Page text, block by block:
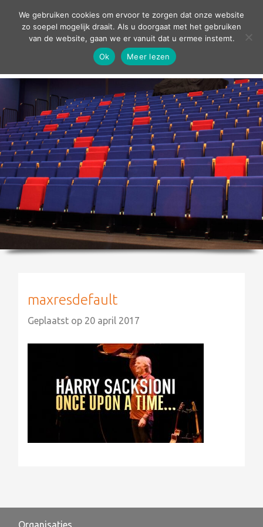
contact
agenda
theater
sport
grand café
zakelijk
over ons
maxresdefault
Geplaatst op 20 april 2017
Organisaties
We gebruiken cookies om ervoor te zorgen dat onze website
zo soepel mogelijk draait. Als u doorgaat met het gebruiken
van de website, gaan we er vanuit dat u ermee instemt.
Ok
Meer lezen